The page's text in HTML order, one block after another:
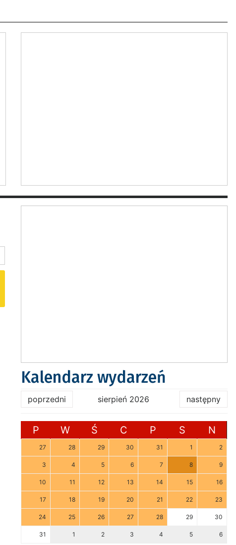
Kalendarz wydarzeń
poprzedni sierpień 2026 następny
P W Ś C P S N
27 28 29 30 31 1 2
3 4 5 6 7 8 9
10 11 12 13 14 15 16
17 18 19 20 21 22 23
24 25 26 27 28 29 30
31 1 2 3 4 5 6